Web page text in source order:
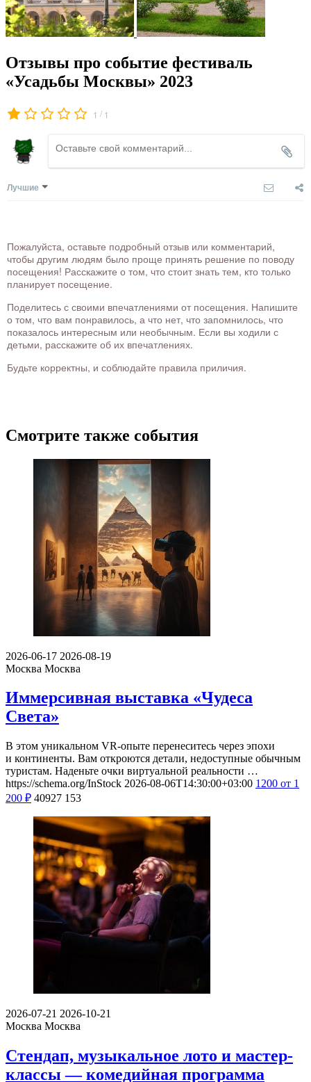
Отзывы про событие фестиваль
«Усадьбы Москвы» 2023
1 / 1
Лучшие
Пожалуйста, оставьте подробный отзыв или комментарий,
чтобы другим людям было проще принять решение по поводу
посещения! Расскажите о том, что стоит знать тем, кто только
планирует посещение.
Поделитесь с своими впечатлениями от посещения. Напишите
о том, что вам понравилось, а что нет, что запомнилось, что
показалось интересным или необычным. Если вы ходили с
детьми, расскажите об их впечатлениях.
Будьте корректны, и соблюдайте правила приличия.
Смотрите также события
2026-06-17 2026-08-19
Москва Москва
Иммерсивная выставка «Чудеса
Света»
В этом уникальном VR-опыте перенеситесь через эпохи
и континенты. Вам откроются детали, недоступные обычным
туристам. Наденьте очки виртуальной реальности …
https://schema.org/InStock 2026-08-06T14:30:00+03:00 1200 от 1
200 ₽ 40927 153
2026-07-21 2026-10-21
Москва Москва
Стендап, музыкальное лото и мастер-
классы — комедийная программа